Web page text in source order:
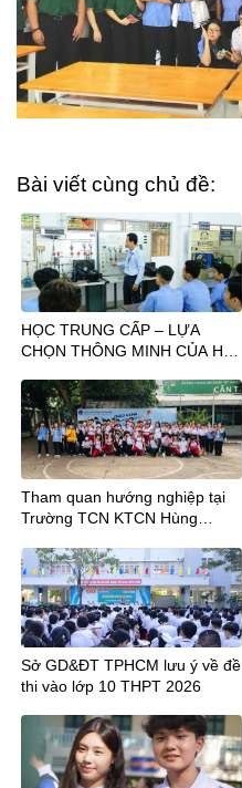
Bài viết cùng chủ đề:
HỌC TRUNG CẤP – LỰA
CHỌN THÔNG MINH CỦA HS
Tham quan hướng nghiệp tại
Trường TCN KTCN Hùng
THCS Chu Văn An và THCS
Hậu Giang
Sở GD&ĐT TPHCM lưu ý về đề
thi vào lớp 10 THPT 2026